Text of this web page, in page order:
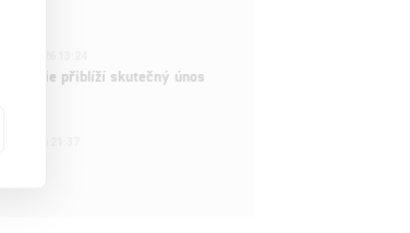
série přiblíží skutečný únos